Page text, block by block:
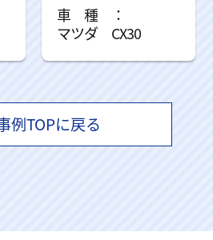
マツダ CX30
例TOPに戻る